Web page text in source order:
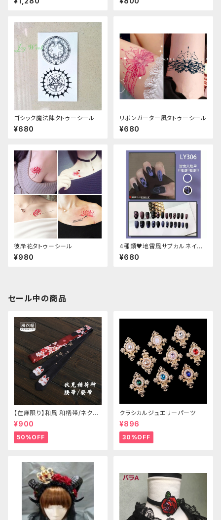
ゴシック魔法陣タトゥーシール
¥680
リボンガーター風タトゥーシール
¥680
彼岸花タトゥーシール
¥980
4種類♥地雷風サブカルネイル
チップ
¥680
セール中の商品
【在庫限り】和風 和柄帯/ネクタ
イ/リボン（狐面/金魚
¥900
50%OFF
クラシカルジュエリーパーツ
¥896
30%OFF